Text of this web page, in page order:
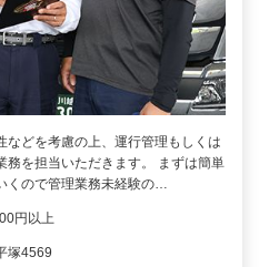
などを考慮の上、運行管理もしくは
務を担当いただきます。 まずは簡単
くので管理業務未経験の…
円以上
塚4569